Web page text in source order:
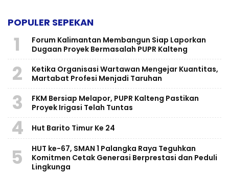
POPULER SEPEKAN
1
Forum Kalimantan Membangun Siap Laporkan
Dugaan Proyek Bermasalah PUPR Kalteng
2
Ketika Organisasi Wartawan Mengejar Kuantitas,
Martabat Profesi Menjadi Taruhan
3
FKM Bersiap Melapor, PUPR Kalteng Pastikan
Proyek Irigasi Telah Tuntas
4 Hut Barito Timur Ke 24
5
HUT ke-67, SMAN 1 Palangka Raya Teguhkan
Komitmen Cetak Generasi Berprestasi dan Peduli
Lingkunga